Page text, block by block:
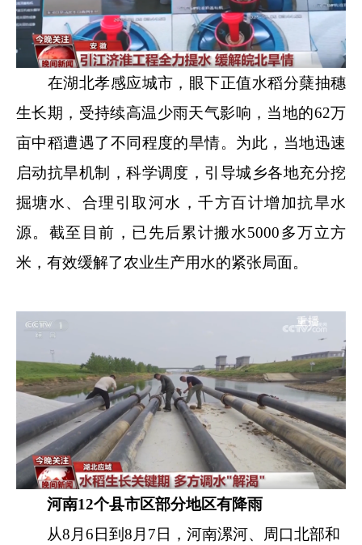
在湖北孝感应城市，眼下正值水稻分蘖抽穗
生长期，受持续高温少雨天气影响，当地的62万
亩中稻遭遇了不同程度的旱情。为此，当地迅速
启动抗旱机制，科学调度，引导城乡各地充分挖
掘塘水、合理引取河水，千方百计增加抗旱水
源。截至目前，已先后累计搬水5000多万立方
米，有效缓解了农业生产用水的紧张局面。
河南12个县市区部分地区有降雨
从8月6日到8月7日，河南漯河、周口北部和